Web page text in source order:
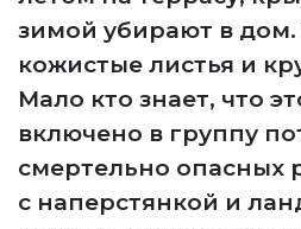
зимой убирают в дом.
кожистые листья и
Мало кто знает, что
включено в группу
смертельно опасных
с наперстянкой и